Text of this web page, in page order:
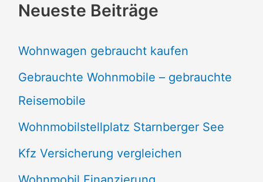
Neueste Beiträge
Wohnwagen gebraucht kaufen
Gebrauchte Wohnmobile – gebrauchte
Reisemobile
Wohnmobilstellplatz Starnberger See
Kfz Versicherung vergleichen